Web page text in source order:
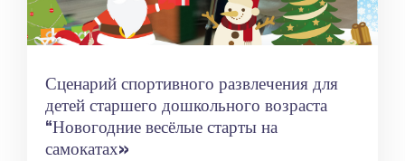
Сценарий спортивного развлечения для
детей старшего дошкольного возраста
“Новогодние весёлые старты на
самокатах»